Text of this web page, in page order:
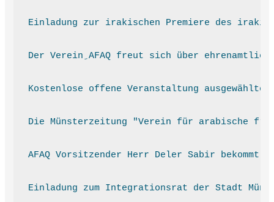
Einladung zur irakischen Premiere des
Kostenlose offene Veranstaltung
Die Münsterzeitung "Verein für arabische
AFAQ Vorsitzender Herr Deler Sabir
Einladung zum Integrationsrat der Stadt